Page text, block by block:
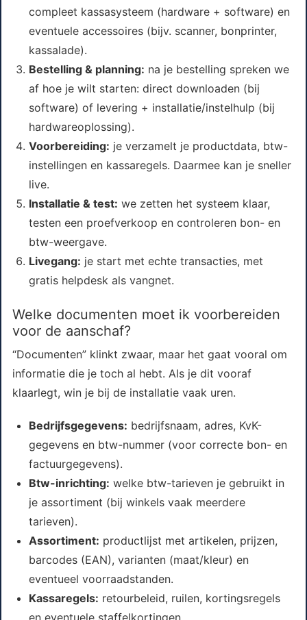
compleet kassasysteem (hardware + software) en
eventuele accessoires (bijv. scanner, bonprinter,
kassalade).
Bestelling & planning: na je bestelling spreken we
af hoe je wilt starten: direct downloaden (bij
software) of levering + installatie/instelhulp (bij
hardwareoplossing).
Voorbereiding: je verzamelt je productdata, btw-
instellingen en kassaregels. Daarmee kan je sneller
live.
Installatie & test: we zetten het systeem klaar,
testen een proefverkoop en controleren bon- en
btw-weergave.
Livegang: je start met echte transacties, met
gratis helpdesk als vangnet.
Welke documenten moet ik voorbereiden
voor de aanschaf?
“Documenten” klinkt zwaar, maar het gaat vooral om
informatie die je toch al hebt. Als je dit vooraf
klaarlegt, win je bij de installatie vaak uren.
Bedrijfsgegevens: bedrijfsnaam, adres, KvK-
gegevens en btw-nummer (voor correcte bon- en
factuurgegevens).
Btw-inrichting: welke btw-tarieven je gebruikt in
je assortiment (bij winkels vaak meerdere
tarieven).
Assortiment: productlijst met artikelen, prijzen,
barcodes (EAN), varianten (maat/kleur) en
eventueel voorraadstanden.
Kassaregels: retourbeleid, ruilen, kortingsregels
en eventuele staffelkortingen.